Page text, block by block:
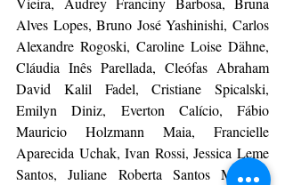
Alves Lopes, Bruno José Yashinishi, Carlos
Alexandre Rogoski, Caroline Loise Dähne,
Cláudia Inês Parellada, Cleófas Abraham
David Kalil Fadel, Cristiane Spicalski,
Emilyn Diniz, Everton Calício, Fábio
Mauricio Holzmann Maia, Francielle
Aparecida Uchak, Ivan Rossi, Jessica Leme
Santos, Juliane Roberta Santos Moreira,